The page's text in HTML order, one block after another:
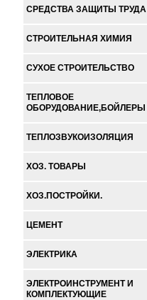
СРЕДСТВА ЗАЩИТЫ ТРУДА
СТРОИТЕЛЬНАЯ ХИМИЯ
СУХОЕ СТРОИТЕЛЬСТВО
ТЕПЛОВОЕ
ОБОРУДОВАНИЕ,БОЙЛЕРЫ
ТЕПЛОЗВУКОИЗОЛЯЦИЯ
ХОЗ. ТОВАРЫ
ХОЗ.ПОСТРОЙКИ.
ЦЕМЕНТ
ЭЛЕКТРИКА
ЭЛЕКТРОИНСТРУМЕНТ И
КОМПЛЕКТУЮЩИЕ